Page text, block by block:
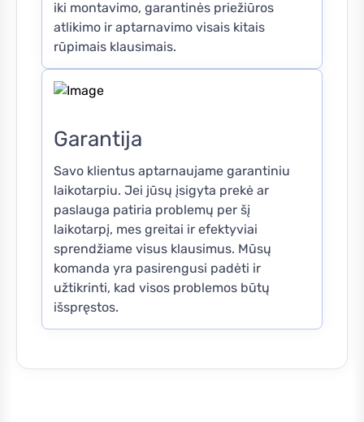
iki montavimo, garantinės priežiūros
atlikimo ir aptarnavimo visais kitais
rūpimais klausimais.
Garantija
Savo klientus aptarnaujame garantiniu
laikotarpiu. Jei jūsų įsigyta prekė ar
paslauga patiria problemų per šį
laikotarpį, mes greitai ir efektyviai
sprendžiame visus klausimus. Mūsų
komanda yra pasirengusi padėti ir
užtikrinti, kad visos problemos būtų
išspręstos.